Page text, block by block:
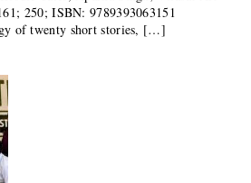
₹250; ISBN: 9789393063151
of twenty short stories, […]